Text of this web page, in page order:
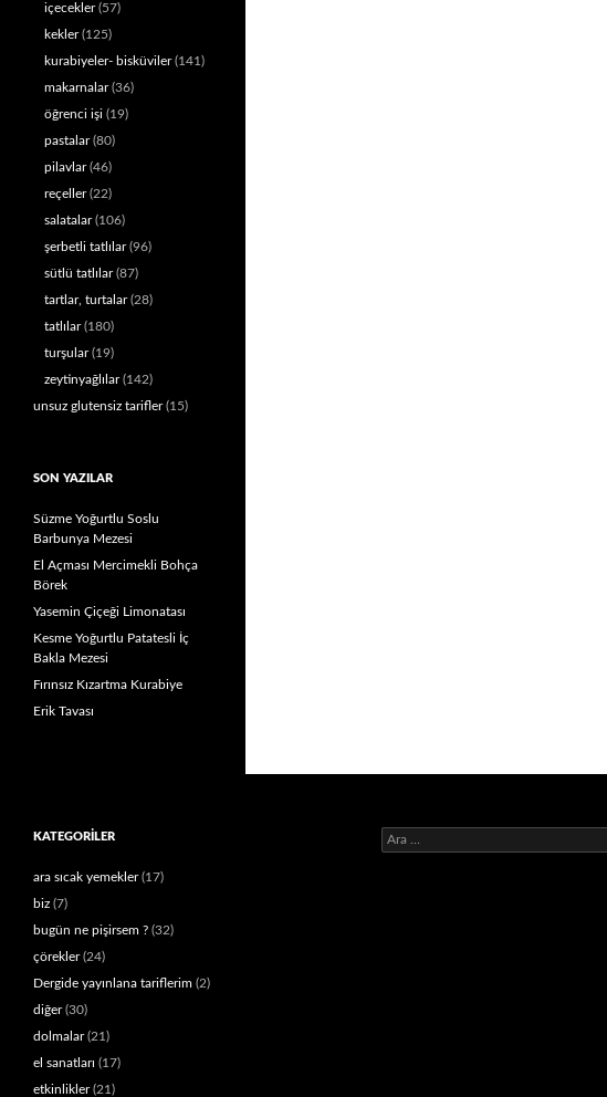
içecekler(57)
kekler(125)
kurabiyeler- bisküviler(141)
makarnalar(36)
öğrenci işi (19)
pastalar(80)
pilavlar(46)
reçeller(22)
salatalar(106)
şerbetli tatlılar(96)
sütlü tatlılar(87)
tartlar, turtalar(28)
tatlılar(180)
turşular(19)
zeytinyağlılar(142)
unsuz glutensiz tarifler(15)
SON YAZILAR
Süzme Yoğurtlu Soslu
Barbunya Mezesi
El Açması Mercimekli Bohça
Börek
Yasemin Çiçeği Limonatası
Kesme Yoğurtlu Patatesli İç
Bakla Mezesi
Fırınsız Kızartma Kurabiye
Erik Tavası
KATEGORILER
ara sıcak yemekler(17)
biz (7)
bugün ne pişirsem ? (32)
çörekler(24)
Dergide yayınlana tariflerim (2)
diğer(30)
dolmalar(21)
el sanatları (17)
etkinlikler(21)
Arama: